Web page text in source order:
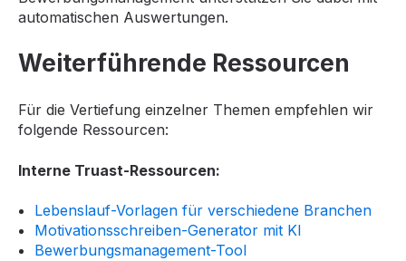
automatischen Auswertungen.
Weiterführende Ressourcen
Für die Vertiefung einzelner Themen empfehlen wir
folgende Ressourcen:
Interne Truast-Ressourcen:
Lebenslauf-Vorlagen für verschiedene Branchen
Motivationsschreiben-Generator mit KI
Bewerbungsmanagement-Tool